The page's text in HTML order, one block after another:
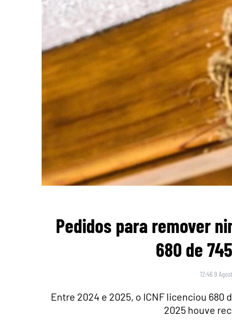
Pedidos para remover
680 de
12:46 9
Entre 2024 e 2025, o ICNF licenciou 680
2025 houve